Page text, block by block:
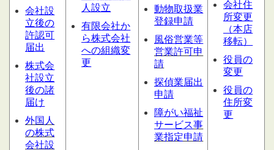
会社設
立後の
許認可
届出
株式会
社設立
後の諸
届け
外国人
の株式
会社設
人設立
有限会社か
ら株式会社
への組織変
更
動物取扱業
登録申請
風俗営業等
営業許可申
請
探偵業届出
申請
障がい福祉
サービス事
業指定申請
会社住
所変更
（本店
移転）
役員の
変更
役員の
住所変
更